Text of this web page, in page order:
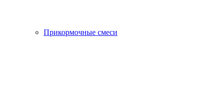
Прикормочные смеси